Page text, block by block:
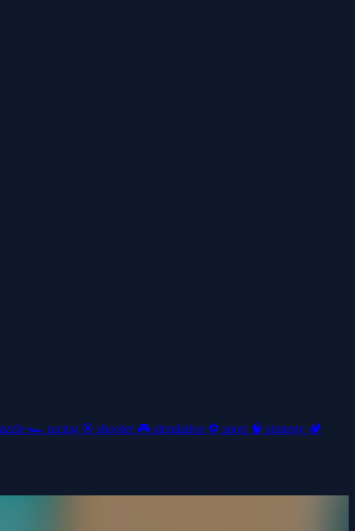
🏎️ racing 🎯 shooter 🎮 simulation ⚽ sport 🧠 strategy 🏕️